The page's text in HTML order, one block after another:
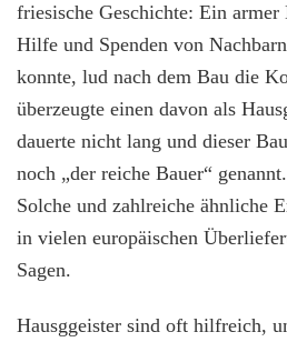
friesische Geschichte: Ein
Hilfe und Spenden von
konnte, lud nach dem Bau die
überzeugte einen davon als
dauerte nicht lang und dieser
noch „der reiche Bauer“ genannt.
Solche und zahlreiche ähnliche
in vielen europäischen
Sagen.
Hausggeister sind oft hilfreich,